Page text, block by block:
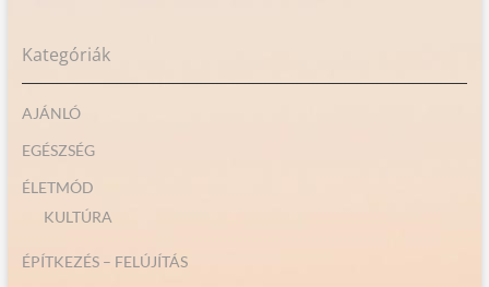
Kategóriák
AJÁNLÓ
EGÉSZSÉG
ÉLETMÓD
KULTÚRA
ÉPÍTKEZÉS – FELÚJÍTÁS